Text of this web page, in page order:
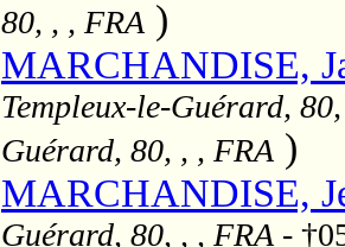
80, , , FRA )
MARCHANDISE,
Templeux-le-Guérard,
Guérard, 80, , , FRA )
MARCHANDISE,
Guérard, 80, , , FRA -